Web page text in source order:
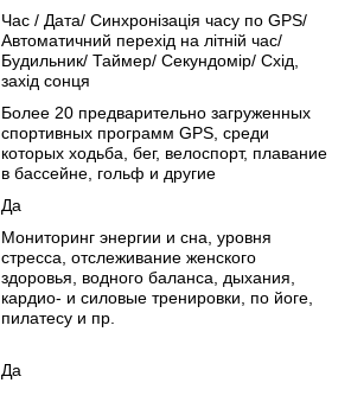
Час / Дата/ Синхронізація часу по GPS/
Автоматичний перехід на літній час/
Будильник/ Таймер/ Секундомір/ Схід,
захід сонця
Более 20 предварительно загруженных
спортивных программ GPS, среди
которых ходьба, бег, велоспорт, плавание
в бассейне, гольф и другие
Да
Мониторинг энергии и сна, уровня
стресса, отслеживание женского
здоровья, водного баланса, дыхания,
кардио- и силовые тренировки, по йоге,
пилатесу и пр.
Да